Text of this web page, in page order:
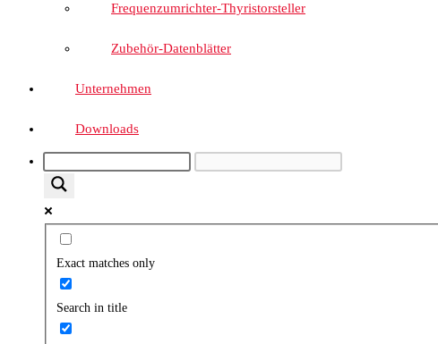
Frequenzumrichter-Thyristorsteller
Zubehör-Datenblätter
Unternehmen
Downloads
Exact matches only
Search in title